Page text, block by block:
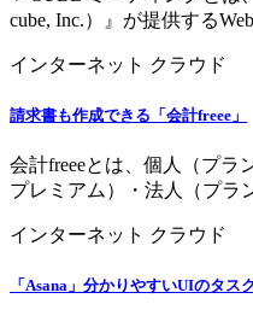
cube, Inc.）』が提供する
インターネット クラウド
請求書も作成できる「会計freee」
会計freeeとは、個人（プラ
プレミアム）・法人（プラ
インターネット クラウド
「Asana」分かりやすいUIのタス